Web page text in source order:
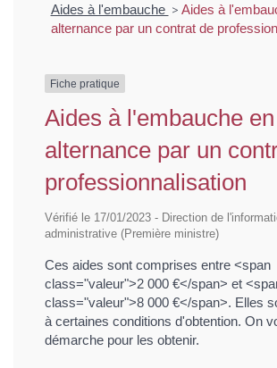
Aides à l'embauche > Aides à
alternance par un contrat de
Fiche pratique
Aides à l'embauche en
alternance par un
professionnalisation
Vérifié le 17/01/2023 - Direction de
administrative (Première ministre)
Ces aides sont comprises entre <span
class="valeur">2 000 €</span> et
class="valeur">8 000 €</span>. Elles
à certaines conditions d'obtention. On
démarche pour les obtenir.